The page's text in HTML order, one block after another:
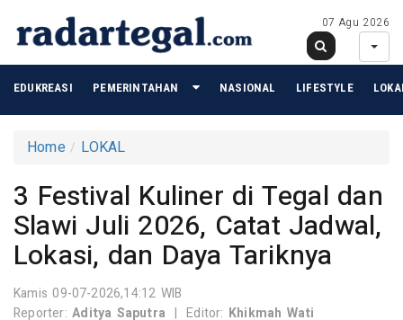
07 Agu 2026
EDUKREASI PEMERINTAHAN NASIONAL LIFESTYLE
Home LOKAL
3 Festival Kuliner di Tegal dan
Slawi Juli 2026, Catat Jadwal,
Lokasi, dan Daya Tariknya
Kamis 09-07-2026,14:12 WIB
Reporter:Aditya Saputra | Editor: Khikmah Wati